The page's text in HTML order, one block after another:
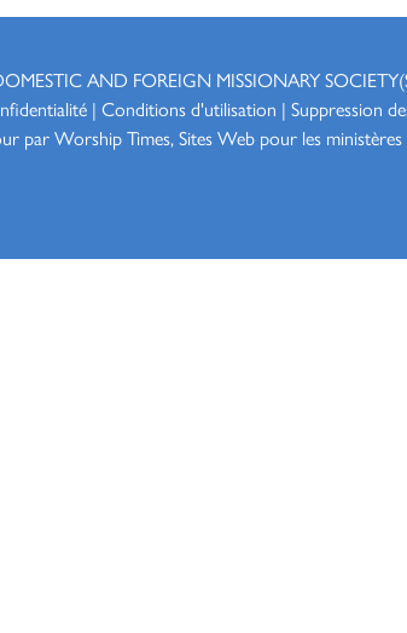
AND FOREIGN MISSIONARY SOCIETY
| Conditions d'utilisation | Suppression
par WorshipTimes, Sites Web pour les ministères